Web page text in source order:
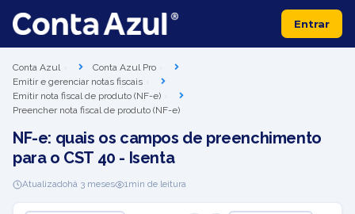
Entrar
Conta Azul
Conta Azul Pro
Emitir e gerenciar notas fiscais
Emitir nota fiscal de produto (NF-e)
Preencher nota fiscal de produto (NF-e)
NF-e: quais os campos de preenchimento
para o CST 40 - Isenta
Atualizadohá 3 meses 1min de leitura